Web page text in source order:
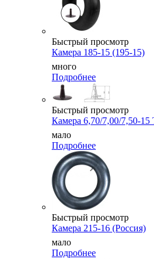
Быстрый просмотр
Камера 185-15 (195-15)
много
Подробнее
Быстрый просмотр
Камера 6,70/7,00/7,50-15
мало
Подробнее
Быстрый просмотр
Камера 215-16 (Россия)
мало
Подробнее